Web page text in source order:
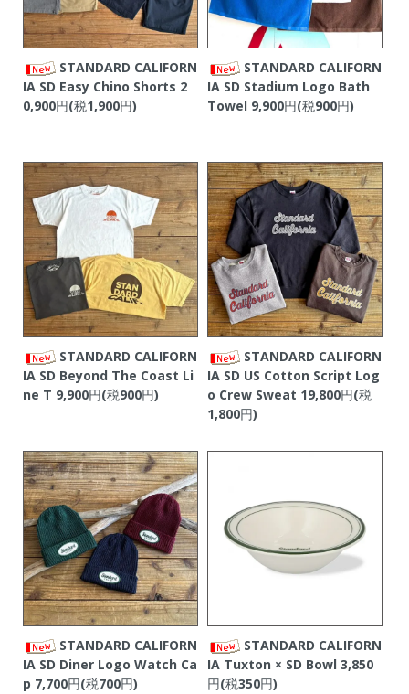
STANDARD CALIFORN
IA SD Easy Chino Shorts 2
0,900円(税1,900円)
STANDARD CALIFORN
IA SD Stadium Logo Bath
Towel 9,900円(税900円)
STANDARD CALIFORN
IA SD Beyond The Coast Li
ne T 9,900円(税900円)
STANDARD CALIFORN
IA SD US Cotton Script Log
o Crew Sweat 19,800円(税
1,800円)
STANDARD CALIFORN
IA SD Diner Logo Watch Ca
p 7,700円(税700円)
STANDARD CALIFORN
IA Tuxton × SD Bowl 3,850
円(税350円)